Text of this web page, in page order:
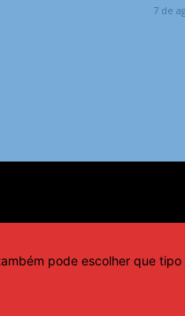
7 de
pode escolher que tipo